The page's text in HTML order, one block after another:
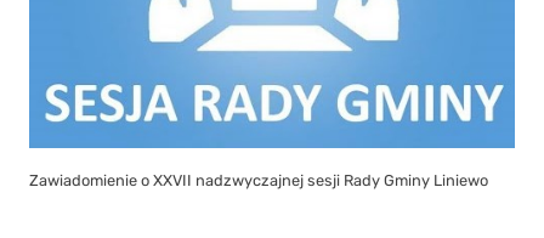
Zawiadomienie o XXVII nadzwyczajnej sesji Rady Gminy Liniewo